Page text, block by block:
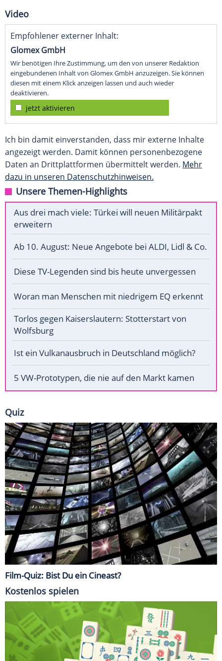
Video
Empfohlener externer Inhalt:
Glomex GmbH
Wir benötigen Ihre Zustimmung, um den von unserer Redaktion
eingebundenen Inhalt von Glomex GmbH anzuzeigen. Sie können
diesen mit einem Klick anzeigen lassen und auch wieder
deaktivieren.
jetzt aktivieren
Ich bin damit einverstanden, dass mir externe Inhalte
angezeigt werden. Damit können personenbezogene
Daten an Drittplattformen übermittelt werden. Mehr
dazu in unseren Datenschutzhinweisen.
Unsere Themen-Highlights
Aus drei mach viele: Türkei will neuen Militärpakt
erweitern
Ab 10. August: Neue Angebote bei ALDI, Lidl & Co.
Diese TV-Legenden sind bis heute unvergessen
Woran man Menschen mit niedrigem EQ erkennt
Torlos gegen Kaiserslautern: Stotterstart von
Wolfsburg
Ist ein Vulkanausbruch in Deutschland möglich?
5 VW-Prototypen, die nie auf den Markt kamen
Quiz
Film-Quiz: Bist Du ein Cineast?
Kostenlos spielen